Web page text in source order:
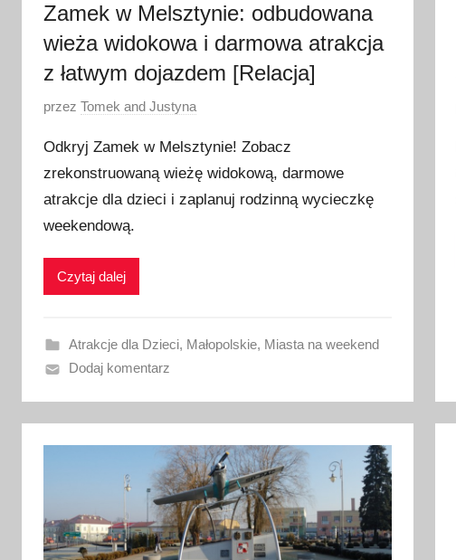
Zamek w Melsztynie: odbudowana
wieża widokowa i darmowa atrakcja
z łatwym dojazdem [Relacja]
O
u
b
l
i
w
n
o
2
0
przez Tomek and Justyna
Odkryj Zamek w Melsztynie! Zobacz
zrekonstruowaną wieżę widokową, darmowe
atrakcje dla dzieci i zaplanuj rodzinną wycieczkę
weekendową.
Czytaj dalej
Atrakcje dla Dzieci, Małopolskie, Miasta na weekend
Dodaj komentarz